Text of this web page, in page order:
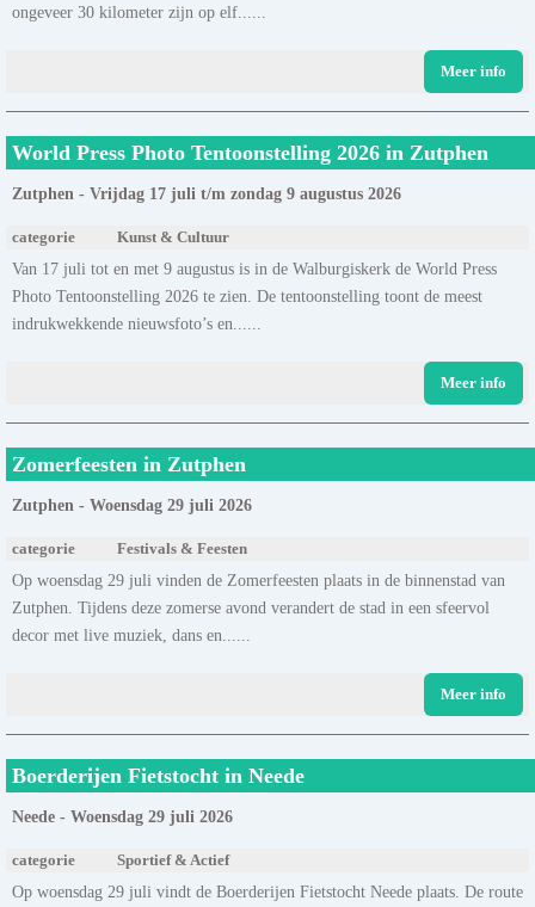
ongeveer 30 kilometer zijn op elf......
Meer info
World Press Photo Tentoonstelling 2026 in Zutphen
Zutphen - Vrijdag 17 juli t/m zondag 9 augustus 2026
categorie Kunst & Cultuur
Van 17 juli tot en met 9 augustus is in de Walburgiskerk de World Press
Photo Tentoonstelling 2026 te zien. De tentoonstelling toont de meest
indrukwekkende nieuwsfoto’s en......
Meer info
Zomerfeesten in Zutphen
Zutphen - Woensdag 29 juli 2026
categorie Festivals & Feesten
Op woensdag 29 juli vinden de Zomerfeesten plaats in de binnenstad van
Zutphen. Tijdens deze zomerse avond verandert de stad in een sfeervol
decor met live muziek, dans en......
Meer info
Boerderijen Fietstocht in Neede
Neede - Woensdag 29 juli 2026
categorie Sportief & Actief
Op woensdag 29 juli vindt de Boerderijen Fietstocht Neede plaats. De route